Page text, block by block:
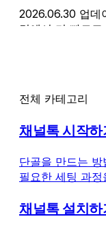
2026.06.30 업데
면에서 더 빠르고
전체 카테고리
채널톡 시작하
단골을 만드는
필요한 세팅 과
채널톡 설치하